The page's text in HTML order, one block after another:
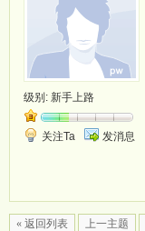
级别: 新手上路
关注Ta 发消息
« 返回列表 上一主题